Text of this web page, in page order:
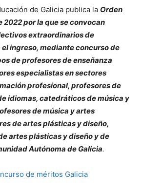
de Galicia publica la Orden
2022 por la que se convocan
extraordinarios de
ingreso, mediante concurso de
de profesores de enseñanza
especialistas en sectores
profesional, profesores de
idiomas, catedráticos de música y
de música y artes
de artes plásticas y diseño,
artes plásticas y diseño y de
Autónoma de Galicia.
de méritos Galicia